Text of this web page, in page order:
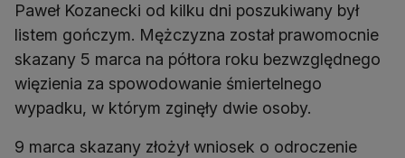
Paweł Kozanecki od kilku dni poszukiwany był
listem gończym. Mężczyzna został prawomocnie
skazany 5 marca na półtora roku bezwzględnego
więzienia za spowodowanie śmiertelnego
wypadku, w którym zginęły dwie osoby.
9 marca skazany złożył wniosek o odroczenie